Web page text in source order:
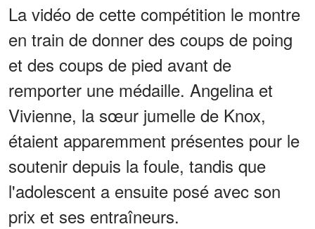
La vidéo de cette compétition le montre
en train de donner des coups de poing
et des coups de pied avant de
remporter une médaille. Angelina et
Vivienne, la sœur jumelle de Knox,
étaient apparemment présentes pour le
soutenir depuis la foule, tandis que
l'adolescent a ensuite posé avec son
prix et ses entraîneurs.